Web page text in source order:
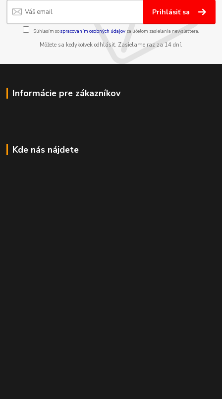
Prihlásiť sa
Súhlasím sospracovaním osobných údajov za účelom zasielania newslettera.
Môžete sa kedykoľvek odhlásiť. Zasielame raz za 14 dní.
Informácie pre zákazníkov
Kde nás nájdete